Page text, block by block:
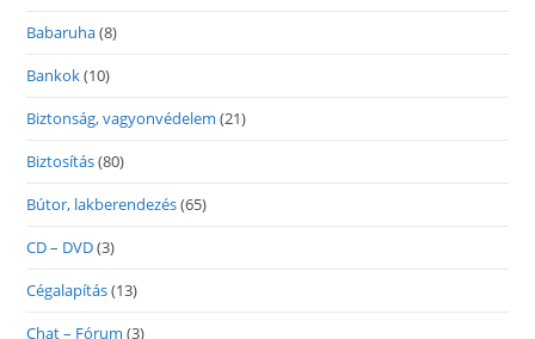
Babaruha(8)
Bankok(10)
Biztonság, vagyonvédelem (21)
Biztosítás(80)
Bútor, lakberendezés(65)
CD – DVD(3)
Cégalapítás(13)
Chat – Fórum (3)